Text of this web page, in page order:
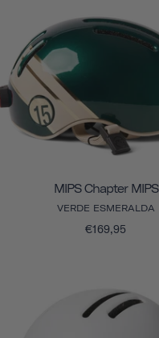
MIPS Chapter MIPS
VERDE ESMERALDA
€169,95